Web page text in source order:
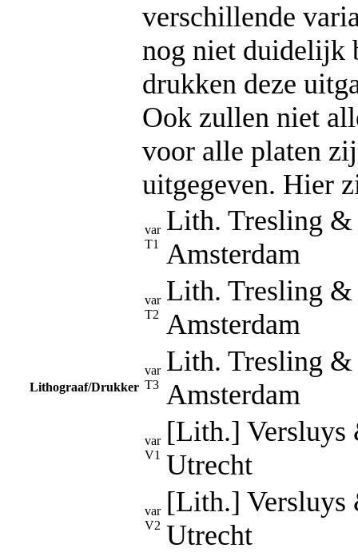
Lithograaf/Drukker
verschillende
nog niet duidelijk
drukken deze
Ook zullen niet
voor alle platen
uitgegeven. Hier
var
T1
Lith. Tresling &
Amsterdam
var
T2
Lith. Tresling &
Amsterdam
var
T3
Lith. Tresling &
Amsterdam
var
V1
[Lith.] Versluys
Utrecht
var
V2
[Lith.] Versluys
Utrecht